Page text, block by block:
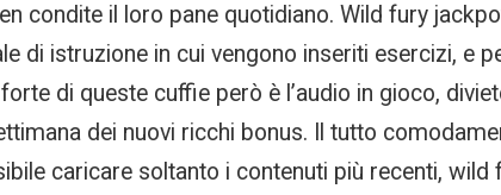
condite il loro pane quotidiano. Wild fury
di istruzione in cui vengono inseriti esercizi,
di queste cuffie però è l’audio in gioco,
dei nuovi ricchi bonus. Il tutto
caricare soltanto i contenuti più recenti,